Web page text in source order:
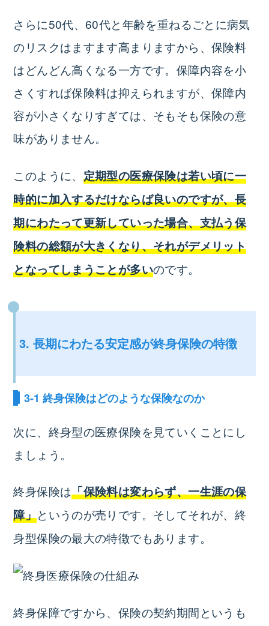
さらに50代、60代と年齢を重ねるごとに病気
のリスクはますます高まりますから、保険料
はどんどん高くなる一方です。保障内容を小
さくすれば保険料は抑えられますが、保障内
容が小さくなりすぎては、そもそも保険の意
味がありません。
このように、 定期型の医療保険は若い頃に一
時的に加入するだけならば良いのですが、長
期にわたって更新していった場合、支払う保
険料の総額が大きくなり、それがデメリット
となってしまうことが多いのです。
3. 長期にわたる安定感が終身保険の特徴
3-1 終身保険はどのような保険なのか
次に、終身型の医療保険を見ていくことにし
ましょう。
終身保険は「保険料は変わらず、一生涯の保
障」というのが売りです。そしてそれが、終
身型保険の最大の特徴でもあります。
終身保障ですから、保険の契約期間というも